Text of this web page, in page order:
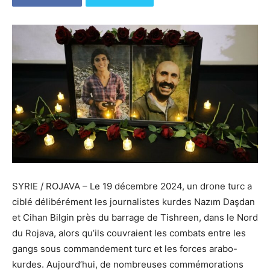
SYRIE / ROJAVA – Le 19 décembre 2024, un drone turc a
ciblé délibérément les journalistes kurdes Nazım Daşdan
et Cihan Bilgin près du barrage de Tishreen, dans le Nord
du Rojava, alors qu’ils couvraient les combats entre les
gangs sous commandement turc et les forces arabo-
kurdes. Aujourd’hui, de nombreuses commémorations